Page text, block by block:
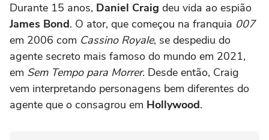
Durante 15 anos, Daniel Craig deu vida ao espião
James Bond. O ator, que começou na franquia 007
em 2006 com Cassino Royale, se despediu do
agente secreto mais famoso do mundo em 2021,
em Sem Tempo para Morrer. Desde então, Craig
vem interpretando personagens bem diferentes do
agente que o consagrou em Hollywood.